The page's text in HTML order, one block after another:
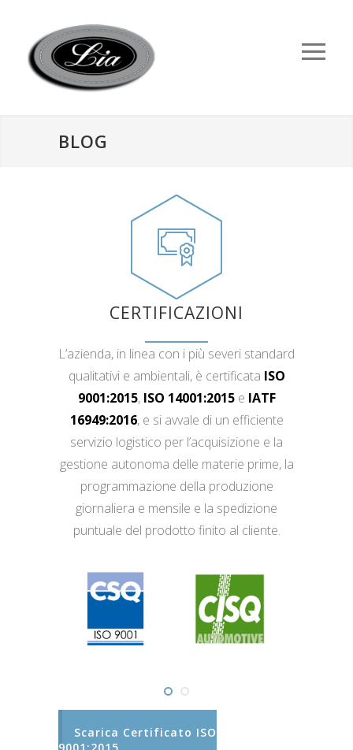
BLOG
CERTIFICAZIONI
L’azienda, in linea con i più severi standard
qualitativi e ambientali, è certificata ISO
9001:2015, ISO 14001:2015e IATF
16949:2016, e si avvale di un efficiente
servizio logistico per l’acquisizione e la
gestione autonoma delle materie prime, la
programmazione della produzione
giornaliera e mensile e la spedizione
puntuale del prodotto finito al cliente.
Scarica Certificato ISO